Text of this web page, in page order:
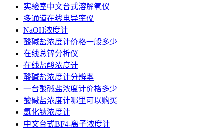
实验室中文台式溶解氧仪
多通道在线电导率仪
NaOH浓度计
酸碱盐浓度计价格一般多少
在线总锌分析仪
在线盐酸浓度计
酸碱盐浓度计分辨率
一台酸碱盐浓度计价格多少
酸碱盐浓度计哪里可以购买
氯化钠浓度计
中文台式BF4-离子浓度计